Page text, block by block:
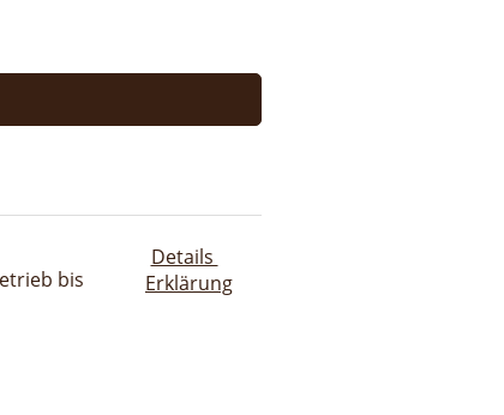
bis
Details
Erklärung